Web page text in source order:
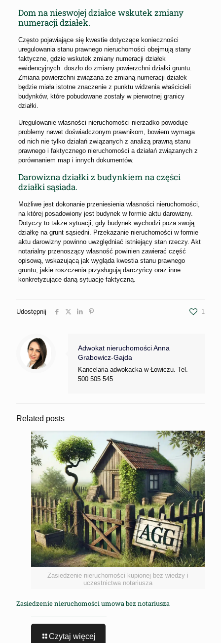
Dom na nieswojej działce wskutek zmiany
numeracji działek.
Często pojawiające się kwestie dotyczące konieczności
uregulowania stanu prawnego nieruchomości obejmują stany
faktyczne, gdzie wskutek zmiany numeracji działek
ewidencyjnych doszło do zmiany powierzchni działki gruntu.
Zmiana powierzchni związana ze zmianą numeracji działek
będzie miała istotne znaczenie z punktu widzenia właścicieli
budynków, które pobudowane zostały w pierwotnej granicy
działki.
Uregulowanie własności nieruchomości nierzadko powoduje
problemy nawet doświadczonym prawnikom, bowiem wymaga
od nich nie tylko działań związanych z analizą prawną stanu
prawnego i faktycznego nieruchomości a działań związanych z
porównaniem map i innych dokumentów.
Darowizna działki z budynkiem na części
działki sąsiada.
Możliwe jest dokonanie przeniesienia własności nieruchomości,
na której posadowiony jest budynek w formie aktu darowizny.
Dotyczy to także sytuacji, gdy budynek wychodzi poza swoją
działkę na grunt sąsiedni. Przekazanie nieruchomości w formie
aktu darowizny powinno uwzględniać istniejący stan rzeczy. Akt
notarialny przenoszący własność powinien zawierać część
opisową, wskazującą jak wygląda kwestia stanu prawnego
gruntu, jakie roszczenia przysługują darczyńcy oraz inne
konkretyzujące daną sytuację faktyczną.
Udostępnij 1
Adwokat nieruchomości Anna
Grabowicz-Gajda
Kancelaria adwokacka w Łowiczu. Tel.
500 505 545
Related posts
Zasiedzenie nieruchomości kupionej bez wiedzy i
uczestnictwa notariusza
Zasiedzenie nieruchomości umowa bez notariusza
Czytaj więcej